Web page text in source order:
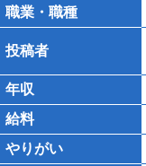
職業・職種
投稿者
年収
給料
やりがい